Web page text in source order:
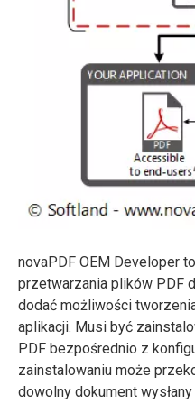
novaPDF OEM Developer
przetwarzania plików PDF
dodać możliwości
aplikacji. Musi być
PDF bezpośrednio z
zainstalowaniu może
dowolny dokument